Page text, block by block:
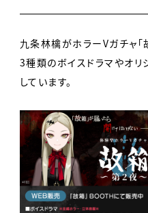
九条林檎がホラーVガチャ「
3種類のボイスドラマやオ
しています。